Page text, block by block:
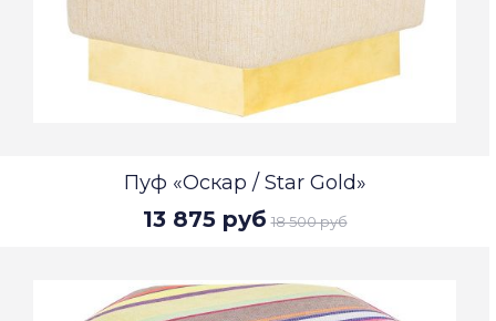
Пуф «Оскар / Star Gold»
13 875 руб 18 500 руб